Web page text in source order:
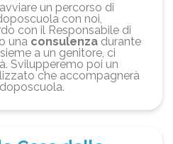
un percorso di
con noi,
con il Responsabile di
una consulenza durante
a un genitore, ci
Svilupperemo poi un
che accompagnerà